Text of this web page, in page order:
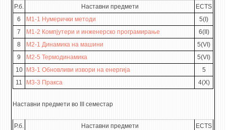
Р.б. Наставни предмети
ECTS
6
М1-1 Нумерички методи
5(I)
7
М1-2 Компјутери и инженерско програмирање
6(II)
8
М2-1 Динамика на машини
5(VI)
9
М2-5 Термодинамика
5(VI)
10
М3-1 Обновливи извори на енергија
5
11
М3-3 Пракса 4(X)
Наставни предмети во III семестар
Р.б. Наставни предмети
ECTS